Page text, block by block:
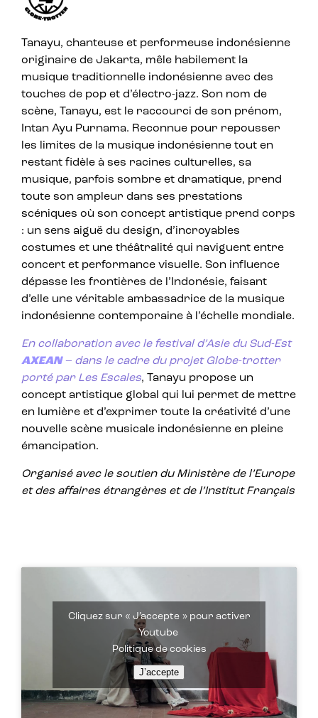
Tanayu, chanteuse et performeuse indonésienne
originaire de Jakarta, mêle habilement la
musique traditionnelle indonésienne avec des
touches de pop et d’électro-jazz. Son nom de
scène, Tanayu, est le raccourci de son prénom,
Intan Ayu Purnama. Reconnue pour repousser
les limites de la musique indonésienne tout en
restant fidèle à ses racines culturelles, sa
musique, parfois sombre et dramatique, prend
toute son ampleur dans ses prestations
scéniques où son concept artistique prend corps
: un sens aiguë du design, d’incroyables
costumes et une théâtralité qui naviguent entre
concert et performance visuelle. Son influence
dépasse les frontières de l’Indonésie, faisant
d’elle une véritable ambassadrice de la musique
indonésienne contemporaine à l’échelle mondiale.
En collaboration avec le festival d’Asie du Sud-Est
AXEAN– dans le cadre du projet Globe-trotter
porté par Les Escales, Tanayu propose un
concept artistique global qui lui permet de mettre
en lumière et d’exprimer toute la créativité d’une
nouvelle scène musicale indonésienne en pleine
émancipation.
Organisé avec le soutien du Ministère de l’Europe
et des affaires étrangères et de l’Institut Français
Cliquez sur « J’accepte » pour activer
Youtube
Politique de cookies
J’accepte